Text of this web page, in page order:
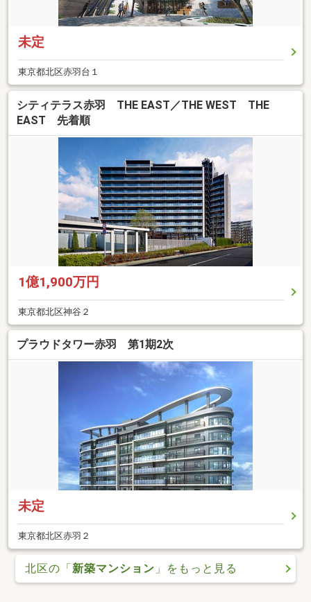
未定
東京都北区赤羽台１
シティテラス赤羽 THE EAST／THE WEST THE
EAST 先着順
1億1,900万円
東京都北区神谷２
プラウドタワー赤羽 第1期2次
未定
東京都北区赤羽２
北区の「新築マンション 」をもっと見る